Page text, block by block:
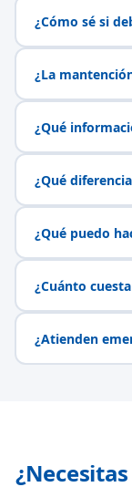
¿Cómo sé si
¿La
¿Qué
¿Qué
¿Qué puedo
¿Cuánto
¿Atienden